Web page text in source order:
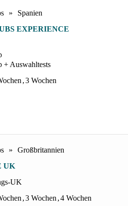
»
Spanien
EXPERIENCE
+ Auswahltests
,3 Wochen
»
Großbritannien
UK
UK
,3 Wochen ,4 Wochen